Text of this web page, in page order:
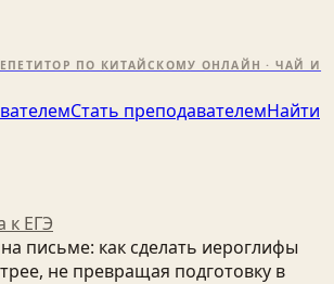
ПО КИТАЙСКОМУ ОНЛАЙН · ЧАЙ И
Стать преподавателемНайти
к ЕГЭ
письме: как сделать иероглифы
не превращая подготовку в